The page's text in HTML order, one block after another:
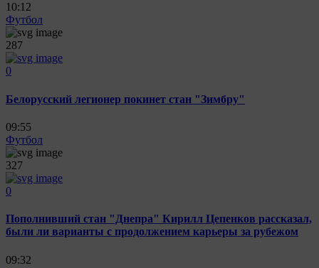
10:12
Футбол
287
0
Белорусский легионер покинет стан "Зимбру"
09:55
Футбол
327
0
Пополнивший стан "Днепра" Кирилл Цепенков рассказал,
были ли варианты с продолжением карьеры за рубежом
09:32